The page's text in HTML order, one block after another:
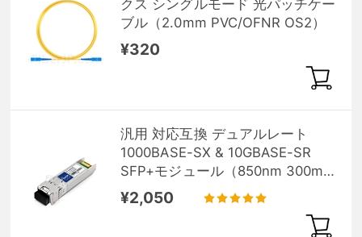
クス シングルモード 光パッチケー
ブル（2.0mm PVC/OFNR OS2）
¥320
汎用 対応互換 デュアルレート
1000BASE-SX & 10GBASE-SR
SFP+モジュール（850nm 300m
DOM）
¥2,050